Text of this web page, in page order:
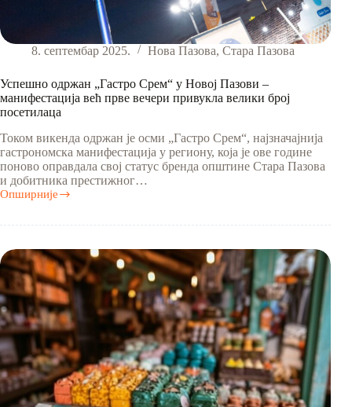
8. септембар 2025. Нова Пазова, Стара Пазова
Успешно одржан „Гастро Срем“ у Новој Пазови –
манифестација већ прве вечери привукла велики број
посетилаца
Током викенда одржан је осми „Гастро Срем“, најзначајнија
гастрономска манифестација у региону, која је ове године
поново оправдала свој статус бренда општине Стара Пазова
и добитника престижног…
Опширније
Успешно
„Гастро
у
Новој
Пазови
–
манифестација
већ
прве
вечери
привукла
велики
број
посетилаца